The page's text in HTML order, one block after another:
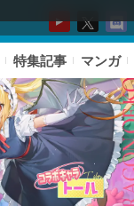
特集記事 マンガ